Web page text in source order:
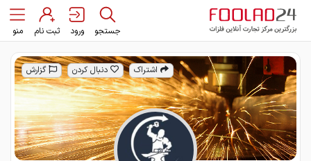
جستجو ورود ثبت نام منو
اشتراک دنبال کردن گزارش